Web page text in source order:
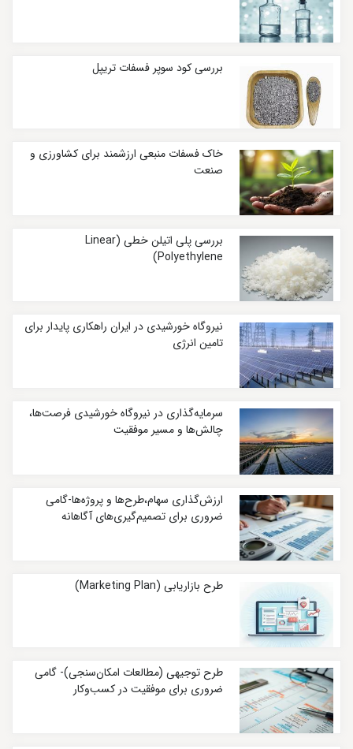
بررسی کود سوپر فسفات تریپل
خاک فسفات منبعی ارزشمند برای کشاورزی و
صنعت
بررسی پلی اتیلن خطی (Linear
Polyethylene)
نیروگاه خورشیدی در ایران راهکاری پایدار برای
تامین انرژی
سرمایه‌گذاری در نیروگاه خورشیدی فرصت‌ها،
چالش‌ها و مسیر موفقیت
ارزش‌گذاری سهام،طرح‌ها و پروژه‌ها-گامی
ضروری برای تصمیم‌گیری‌های آگاهانه
طرح بازاریابی (Marketing Plan)
طرح توجیهی (مطالعات امکان‌سنجی)- گامی
ضروری برای موفقیت در کسب‌وکار